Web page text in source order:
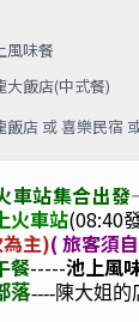
風味餐
大飯店(中式餐)
飯店 或 喜樂民宿
車站集合出發
火車站(08:40
主)( 旅客須
餐-----池上風
落----陳大姐的